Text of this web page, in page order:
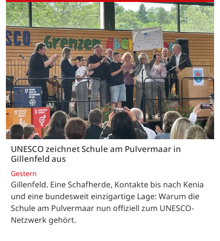
UNESCO zeichnet Schule am Pulvermaar in
Gillenfeld aus
Gestern
Gillenfeld. Eine Schafherde, Kontakte bis nach Kenia
und eine bundesweit einzigartige Lage: Warum die
Schule am Pulvermaar nun offiziell zum UNESCO-
Netzwerk gehört.